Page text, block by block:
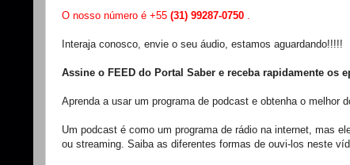
O nosso número é +55 (31) 99287-0750 .
Interaja conosco, envie o seu áudio, estamos aguardando!!!!!
Assine o FEED do Portal Saber e receba rapidamente os
Aprenda a usar um programa de podcast e obtenha o melhor
Um podcast é como um programa de rádio na internet, mas
ou streaming. Saiba as diferentes formas de ouvi-los neste